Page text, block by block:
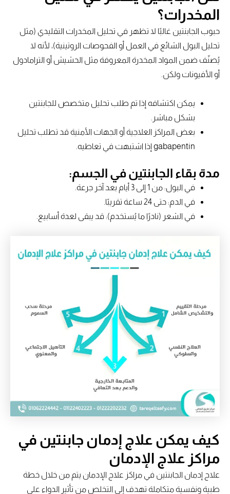
المخدرات؟
حبوب الجابنتين غالبًا لا تظهر في تحليل المخدرات التقليدي (مثل
تحليل البول الشائع في العمل أو الفحوصات الروتينية)، لأنه لا
يُصنّف ضمن المواد المخدرة المعروفة مثل الحشيش أو الترامادول
أو الأفيونات ولكن.
يمكن اكتشافه إذا تم طلب تحليل متخصص للجابنتين
بشكل مباشر.
بعض المراكز العلاجية أو الجهات الأمنية قد تطلب تحليل
gabapentin إذا اشتبهت في تعاطيه.
مدة بقاء الجابنتين في الجسم:
في البول: من 1 إلى 3 أيام بعد آخر جرعة.
في الدم: حتى 24 ساعة تقريبًا.
في الشعر (نادرًا ما يُستخدم): قد يبقى لعدة أسابيع.
كيف يمكن علاج إدمان جابنتين في
مراكز علاج الإدمان
علاج إدمان الجابنتين في مراكز علاج الإدمان يتم من خلال خطة
طبية ونفسية متكاملة تهدف إلى التخلص من تأثير الدواء على